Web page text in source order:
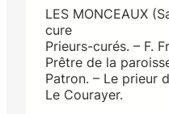
LES MONCEAUX
cure
Prieurs-curés. – F.
Prêtre de la
Patron. – Le prieur
Le Courayer.